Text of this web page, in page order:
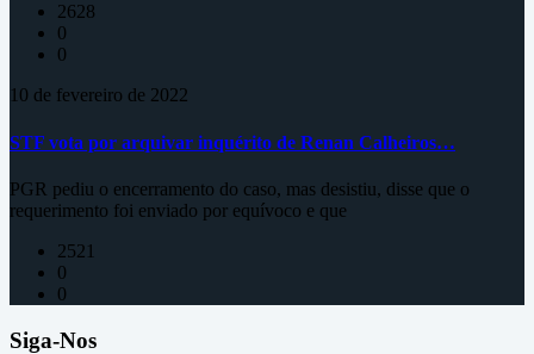
2628
0
0
10 de fevereiro de 2022
STF vota por arquivar inquérito de Renan Calheiros…
PGR pediu o encerramento do caso, mas desistiu, disse que o
requerimento foi enviado por equívoco e que
2521
0
0
Siga-Nos